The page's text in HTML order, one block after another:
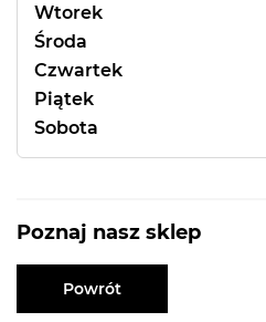
Wtorek
Środa
Czwartek
Piątek
Sobota
Poznaj nasz sklep
Powrót